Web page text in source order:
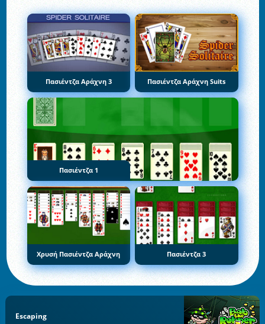
Πασιέντζα Αράχνη 3 Πασιέντζα Αράχνη Suits
Πασιέντζα 1
Χρυσή Πασιέντζα Αράχνη Πασιέντζα 3
Escaping